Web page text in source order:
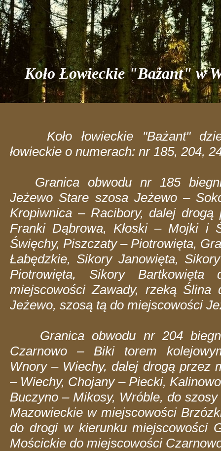
Koło Łowieckie "Bażant" w
Koło łowieckie "Bażant"
łowieckie o numerach: nr 185, 204,
Granica obwodu nr 185
Jeżewo Stare szosa Jeżewo –
Kropiwnica – Racibory, dalej drogą
Franki Dąbrowa, Kłoski – Mojki i
Święchy, Piszczaty – Piotrowięta,
Łabędzkie, Sikory Janowięta,
Piotrowięta, Sikory
miejscowości Zawady, rzeką
Jeżewo, szosą tą do miejscowości
Granica obwodu nr 204
Czarnowo – Biki torem
Wnory – Wiechy, dalej drogą przez
– Wiechy, Chojany – Piecki,
Buczyno – Mikosy, Wróble, do
Mazowieckie w miejscowości
do drogi w kierunku miejscowości
Mościckie do miejscowości